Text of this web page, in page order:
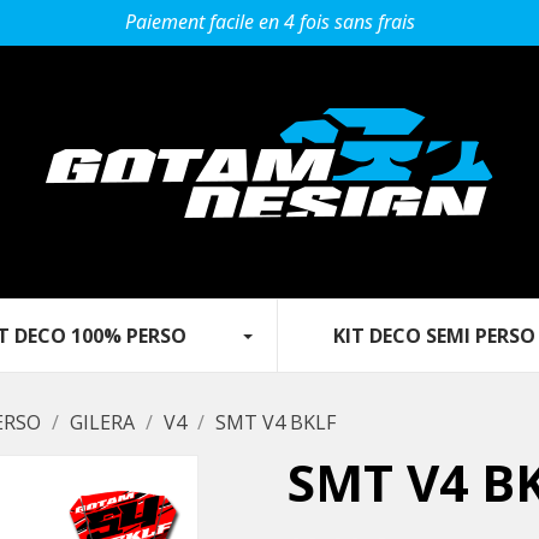
Paiement facile en 4 fois sans frais
DECO 100% PERSO‎ KIT DECO SEMI PERSO
GILERA V4 SMT V4 BKLF
SMT V4